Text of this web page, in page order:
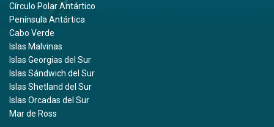
Círculo Polar Antártico
Península Antártica
Cabo Verde
Islas Malvinas
Islas Georgias del Sur
Islas Sándwich del Sur
Islas Shetland del Sur
Islas Orcadas del Sur
Mar de Ross